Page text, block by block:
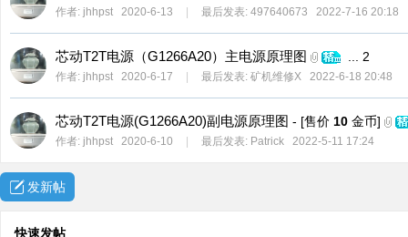
ne
ep
air
作者: jhhpst 2020-6-13 最后发表: 497640673 2022-7-16 20:18
芯动T2T电源（G1266A20）主电源原理图 2
作者: jhhpst 2020-6-17 最后发表: 矿机维修X 2022-6-18 20:48
芯动T2T电源(G1266A20)副电源原理图 - [售价 10 金币]
作者: jhhpst 2020-6-10 最后发表: Patrick 2022-5-11 17:24
发新帖
快速发帖